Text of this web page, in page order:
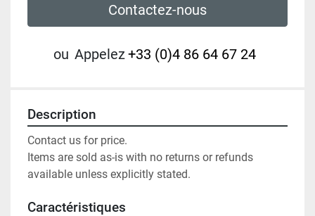
Contactez-nous
ou Appelez+33 (0)4 86 64 67 24
Description
Contact us for price.
Items are sold as-is with no returns or refunds
available unless explicitly stated.
Caractéristiques